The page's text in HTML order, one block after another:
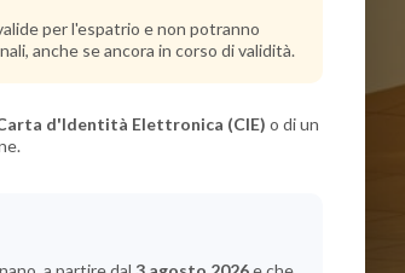
per l'espatrio e non potranno
anche se ancora in corso di validità.
d'Identità Elettronica (CIE) o di un